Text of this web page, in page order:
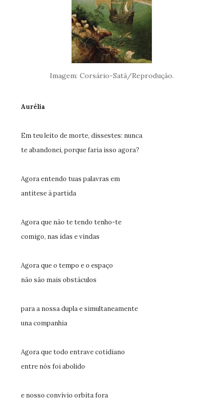
Imagem: Corsário-Satã/Reprodução.
Aurélia
Em teu leito de morte, dissestes: nunca
te abandonei, porque faria isso agora?
Agora entendo tuas palavras em
antítese à partida
Agora que não te tendo tenho-te
comigo, nas idas e vindas
Agora que o tempo e o espaço
não são mais obstáculos
para a nossa dupla e simultaneamente
una companhia
Agora que todo entrave cotidiano
entre nós foi abolido
e nosso convívio orbita fora